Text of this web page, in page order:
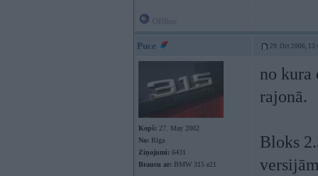
Puce 29. Oct 2006,
Kopš: 27. May 2002
No: Rīga
Ziņojumi: 6431
Braucu ar: BMW 315 e21
no kura
rajonā.
Bloks